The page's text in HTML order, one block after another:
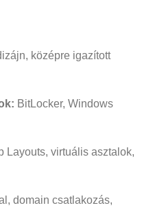
középre igazított
BitLocker, Windows
Layouts, virtuális asztalok,
domain csatlakozás,